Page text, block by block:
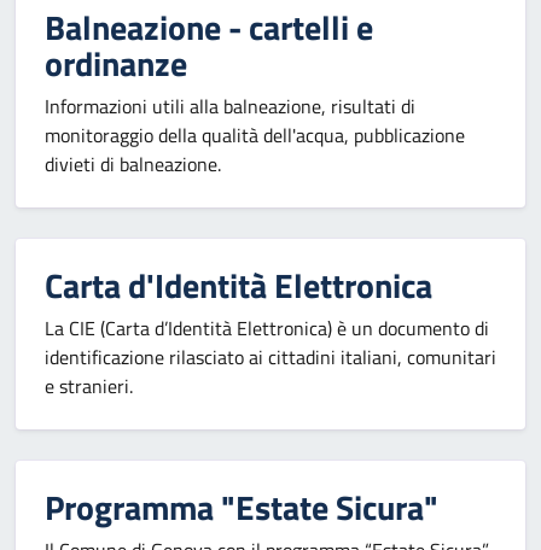
Balneazione - cartelli e
ordinanze
Informazioni utili alla balneazione, risultati di
monitoraggio della qualità dell'acqua, pubblicazione
divieti di balneazione.
Carta d'Identità Elettronica
La CIE (Carta d’Identità Elettronica) è un documento di
identificazione rilasciato ai cittadini italiani, comunitari
e stranieri.
Programma "Estate Sicura"